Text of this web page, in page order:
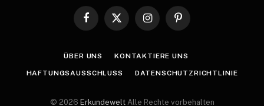
Facebook
X
InstagramPinterest
ÜBER UNS KONTAKTIERE UNS
HAFTUNGSAUSSCHLUSS DATENSCHUTZRICHTLINIE
© 2026 Erkundewelt Alle Rechte vorbehalten